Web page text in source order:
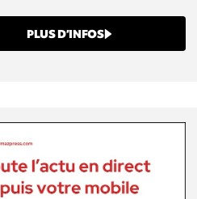
PLUS D’INFOS